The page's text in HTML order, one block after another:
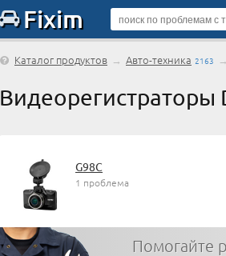
Fixim
Каталог продуктов → Авто-техника 2163 →
G98C
1 проблема
Помогайте